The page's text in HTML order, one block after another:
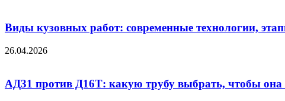
Виды кузовных работ: современные технологии,
26.04.2026
АД31 против Д16Т: какую трубу выбрать, чтобы